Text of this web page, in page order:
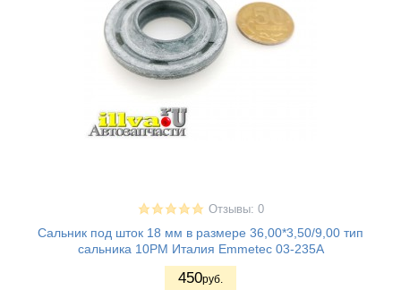
Отзывы: 0
Сальник под шток 18 мм в размере 36,00*3,50/9,00 тип
сальника 10PM Италия Emmetec 03-235A
450руб.